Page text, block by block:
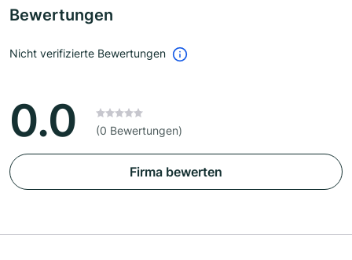
Bewertungen
Nicht verifizierte Bewertungen
0.0 (0 Bewertungen)
Firma bewerten